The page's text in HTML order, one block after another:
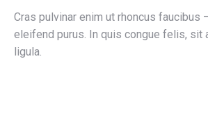
Cras pulvinar enim ut rhoncus faucibus
eleifend purus. In quis congue felis, sit
ligula.